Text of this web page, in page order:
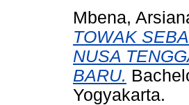
Mbena,
TOWAK
NUSA
BARU.
Yogyakarta.